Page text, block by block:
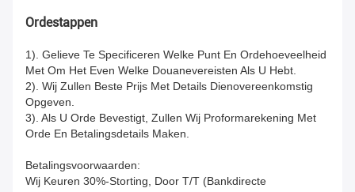
Ordestappen
1). Gelieve Te Specificeren Welke Punt En Ordehoeveelheid
Met Om Het Even Welke Douanevereisten Als U Hebt.
2). Wij Zullen Beste Prijs Met Details Dienovereenkomstig
Opgeven.
3). Als U Orde Bevestigt, Zullen Wij Proformarekening Met
Orde En Betalingsdetails Maken.
Betalingsvoorwaarden:
Wij Keuren 30%-Storting, Door T/T (bankdirecte